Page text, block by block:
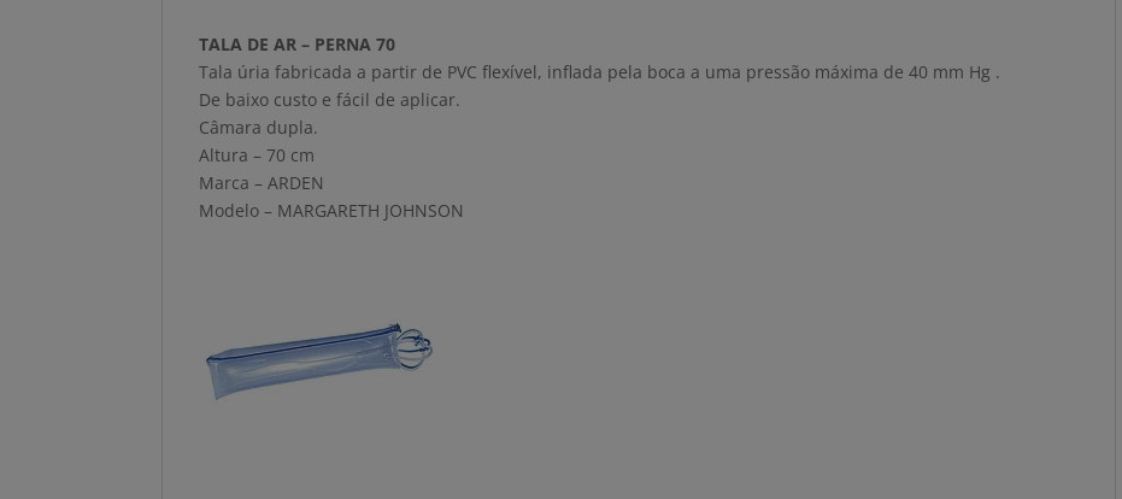
TALA DE AR – PERNA 70
Tala úria fabricada a partir de PVC flexível, inflada pela boca a uma pressão máxima de 40 mm Hg .
De baixo custo e fácil de aplicar.
Câmara dupla.
Altura – 70 cm
Marca – ARDEN
Modelo – MARGARETH JOHNSON